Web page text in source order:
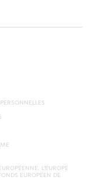
L'EUROPE
EUROPÉEN DE